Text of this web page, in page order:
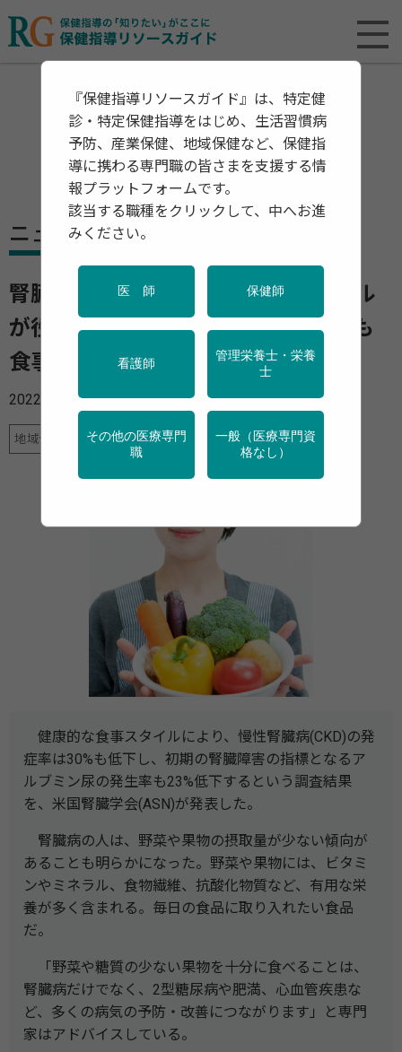
ニュース
腎臓病の予防に健康的な食事スタイル
が役立つ 腎臓病予防プログラムでも
食事指導は重要
2022年09月05日
地域保健 栄養 特定保健指導 産業保健 高齢者
健康的な食事スタイルにより、慢性腎臓病(CKD)の発
症率は30%も低下し、初期の腎臓障害の指標となるア
ルブミン尿の発生率も23%低下するという調査結果
を、米国腎臓学会(ASN)が発表した。
腎臓病の人は、野菜や果物の摂取量が少ない傾向が
あることも明らかになった。野菜や果物には、ビタミ
ンやミネラル、食物繊維、抗酸化物質など、有用な栄
養が多く含まれる。毎日の食品に取り入れたい食品
だ。
「野菜や糖質の少ない果物を十分に食べることは、
腎臓病だけでなく、2型糖尿病や肥満、心血管疾患な
ど、多くの病気の予防・改善につながります」と専門
家はアドバイスしている。
『保健指導リソースガイド』は、特定健
診・特定保健指導をはじめ、生活習慣病
予防、産業保健、地域保健など、保健指
導に携わる専門職の皆さまを支援する情
報プラットフォームです。
該当する職種をクリックして、中へお進
みください。
医 師 保健師
看護師
管理栄養士・栄養
士
その他の医療専門
職
一般（医療専門資
格なし）